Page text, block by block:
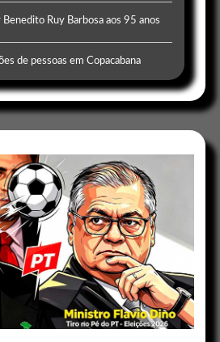
Ruy Barbosa aos 95 anos
de pessoas em Copacabana